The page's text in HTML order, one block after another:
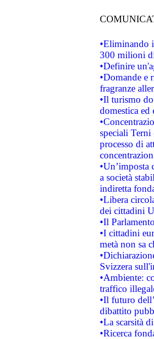
•Eliminando
300 milioni
•Definire
•Domande e
fragranze
•Il turismo
domestica ed
speciali
processo di
•Un’imposta
a società
indiretta
•Libera
dei cittadini
•Il
•I cittadini
metà non sa
Svizzera
•Ambiente:
traffico
•Il futuro
dibattito
•La scarsità
•Ricerca